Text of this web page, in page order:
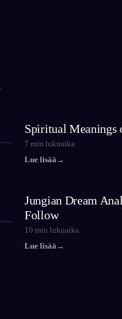
Spiritual Meanings
7 min lukuaika
Lue lisää →
Jungian Dream
Follow
10 min lukuaika
Lue lisää →